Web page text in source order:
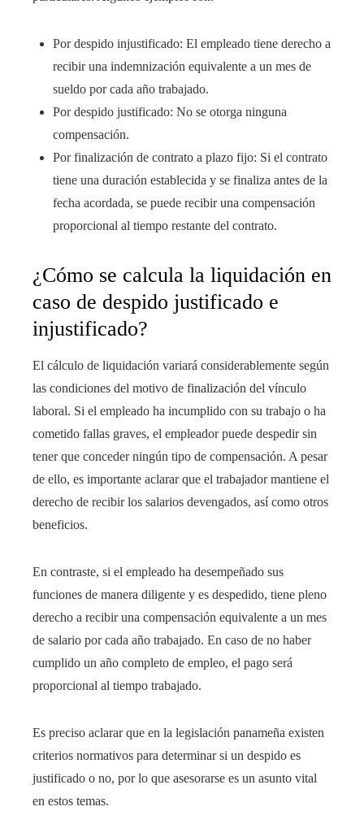
Por despido injustificado: El empleado tiene derecho a
recibir una indemnización equivalente a un mes de
sueldo por cada año trabajado.
Por despido justificado: No se otorga ninguna
compensación.
Por finalización de contrato a plazo fijo: Si el contrato
tiene una duración establecida y se finaliza antes de la
fecha acordada, se puede recibir una compensación
proporcional al tiempo restante del contrato.
¿Cómo se calcula la liquidación en
caso de despido justificado e
injustificado?
El cálculo de liquidación variará considerablemente según
las condiciones del motivo de finalización del vínculo
laboral. Si el empleado ha incumplido con su trabajo o ha
cometido fallas graves, el empleador puede despedir sin
tener que conceder ningún tipo de compensación. A pesar
de ello, es importante aclarar que el trabajador mantiene el
derecho de recibir los salarios devengados, así como otros
beneficios.
En contraste, si el empleado ha desempeñado sus
funciones de manera diligente y es despedido, tiene pleno
derecho a recibir una compensación equivalente a un mes
de salario por cada año trabajado. En caso de no haber
cumplido un año completo de empleo, el pago será
proporcional al tiempo trabajado.
Es preciso aclarar que en la legislación panameña existen
criterios normativos para determinar si un despido es
justificado o no, por lo que asesorarse es un asunto vital
en estos temas.